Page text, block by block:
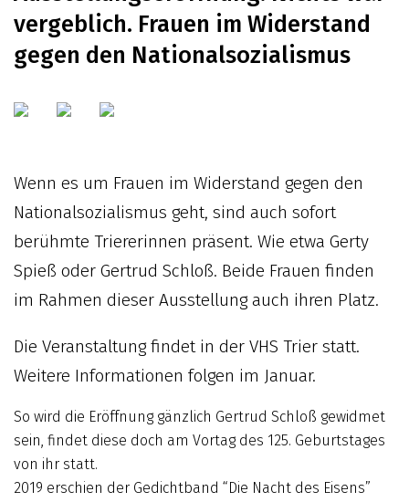
vergeblich. Frauen im Widerstand
gegen den Nationalsozialismus
Wenn es um Frauen im Widerstand gegen den
Nationalsozialismus geht, sind auch sofort
berühmte Triererinnen präsent. Wie etwa Gerty
Spieß oder Gertrud Schloß. Beide Frauen finden
im Rahmen dieser Ausstellung auch ihren Platz.
Die Veranstaltung findet in der VHS Trier statt.
Weitere Informationen folgen im Januar.
So wird die Eröffnung gänzlich Gertrud Schloß gewidmet
sein, findet diese doch am Vortag des 125. Geburtstages
von ihr statt.
2019 erschien der Gedichtband “Die Nacht des Eisens”